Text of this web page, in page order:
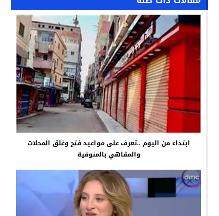
ابتداء من اليوم ..تعرف على مواعيد فتح وغلق المحلات
والمقاهي بالمنوفية